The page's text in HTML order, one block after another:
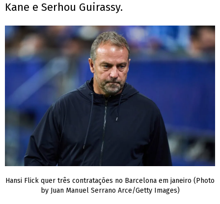
Kane e Serhou Guirassy.
Hansi Flick quer três contratações no Barcelona em janeiro (Photo
by Juan Manuel Serrano Arce/Getty Images)